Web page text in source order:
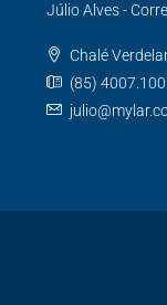
Júlio Alves -
Chalé
(85)